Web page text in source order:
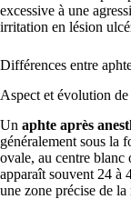
excessive à une
irritation en lésion
Différences entre
Aspect et évolution de
Un aphte après
généralement sous la
ovale, au centre blanc
apparaît souvent 24 à
une zone précise de la